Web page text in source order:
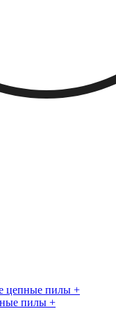
цепные пилы +
пилы +